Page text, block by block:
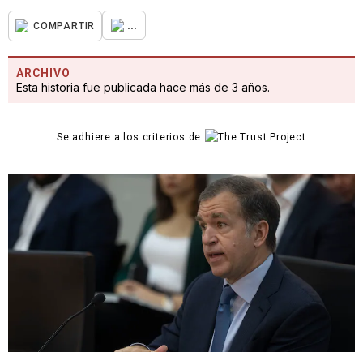
COMPARTIR ...
ARCHIVO
Esta historia fue publicada hace más de 3 años.
Se adhiere a los criterios de